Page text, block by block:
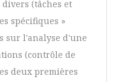
(tâches et
spécifiques »
sur l'analyse d'une
(contrôle de
deux premières